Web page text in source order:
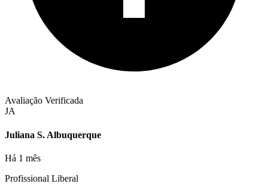
Avaliação Verificada
JA
Juliana S. Albuquerque
Há 1 mês
Profissional Liberal